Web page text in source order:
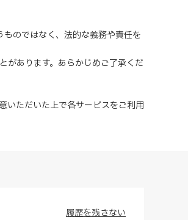
のではなく、法的な義務や責任を
があります。あらかじめご了承くだ
いただいた上で各サービスをご利用
履歴を残さない